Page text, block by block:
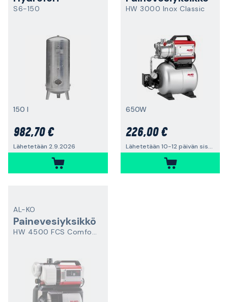
S6-150
150 l
982,70 €
Lähetetään 2.9.2026
HW 3000 Inox Classic
650W
226,00 €
Lähetetään 10-12 päivän sisällä
AL-KO
Painevesiyksikkö
HW 4500 FCS Comfort